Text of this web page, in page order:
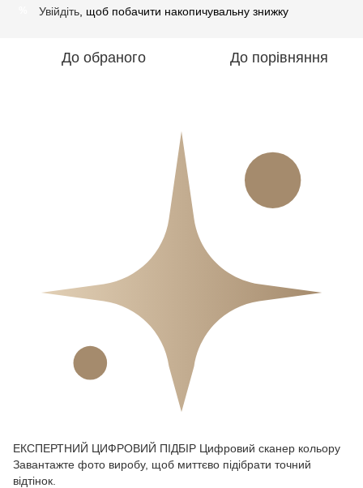
Увійдіть , щоб побачити накопичувальну знижку
До обраного До порівняння
ЕКСПЕРТНИЙ ЦИФРОВИЙ ПІДБІР Цифровий сканер кольору
Завантажте фото виробу, щоб миттєво підібрати точний
відтінок.